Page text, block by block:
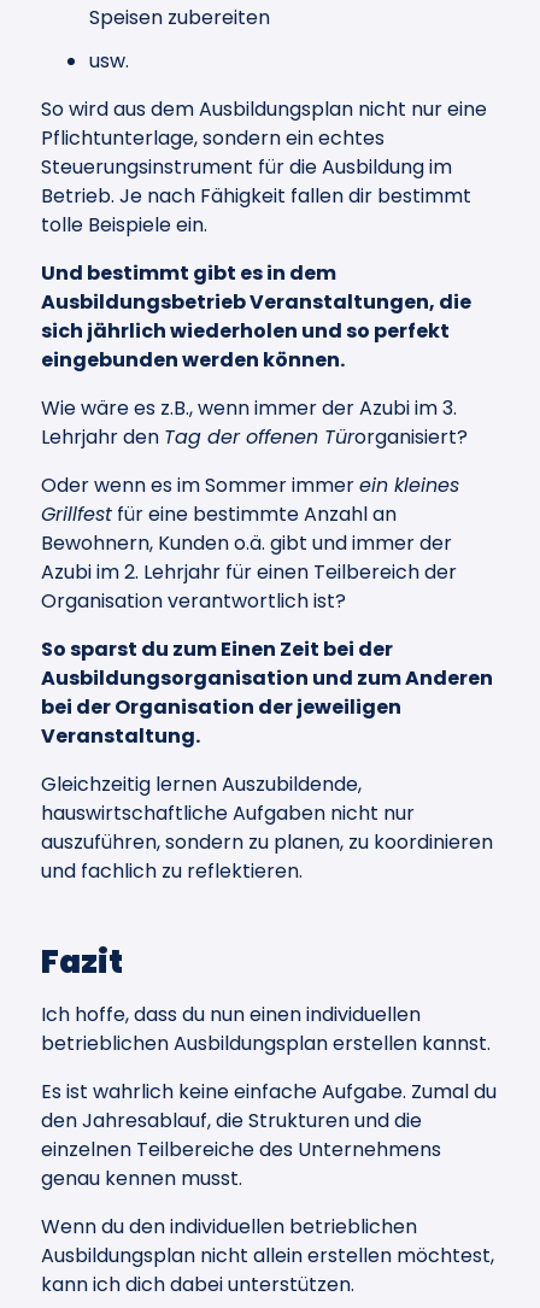
Speisen zubereiten
usw.
So wird aus dem Ausbildungsplan nicht nur eine
Pflichtunterlage, sondern ein echtes
Steuerungsinstrument für die Ausbildung im
Betrieb. Je nach Fähigkeit fallen dir bestimmt
tolle Beispiele ein.
Und bestimmt gibt es in dem
Ausbildungsbetrieb Veranstaltungen, die
sich jährlich wiederholen und so perfekt
eingebunden werden können.
Wie wäre es z.B., wenn immer der Azubi im 3.
Lehrjahr den Tag der offenen Türorganisiert?
Oder wenn es im Sommer immerein kleines
Grillfestfür eine bestimmte Anzahl an
Bewohnern, Kunden o.ä. gibt und immer der
Azubi im 2. Lehrjahr für einen Teilbereich der
Organisation verantwortlich ist?
So sparst du zum Einen Zeit bei der
Ausbildungsorganisation und zum Anderen
bei der Organisation der jeweiligen
Veranstaltung.
Gleichzeitig lernen Auszubildende,
hauswirtschaftliche Aufgaben nicht nur
auszuführen, sondern zu planen, zu koordinieren
und fachlich zu reflektieren.
Fazit
Ich hoffe, dass du nun einen individuellen
betrieblichen Ausbildungsplan erstellen kannst.
Es ist wahrlich keine einfache Aufgabe. Zumal du
den Jahresablauf, die Strukturen und die
einzelnen Teilbereiche des Unternehmens
genau kennen musst.
Wenn du den individuellen betrieblichen
Ausbildungsplan nicht allein erstellen möchtest,
kann ich dich dabei unterstützen.